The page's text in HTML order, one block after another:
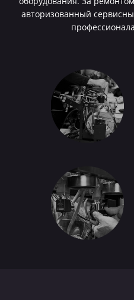
авторизованный